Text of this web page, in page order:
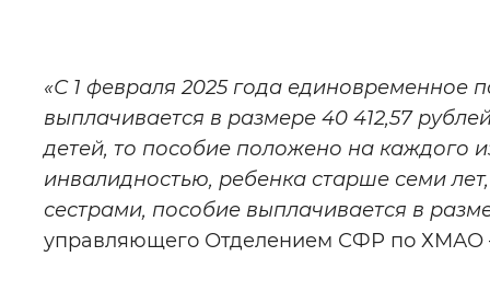
«С 1 февраля 2025 года единовременное
выплачивается в размере 40 412,57
детей, то пособие положено на каждого
инвалидностью, ребенка старше семи
сестрами, пособие выплачивается в
управляющего Отделением СФР по